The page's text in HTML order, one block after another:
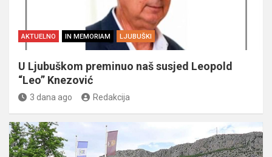
AKTUELNO IN MEMORIAM LJUBUŠKI
U Ljubuškom preminuo naš susjed Leopold
“Leo” Knezović
3 dana ago Redakcija